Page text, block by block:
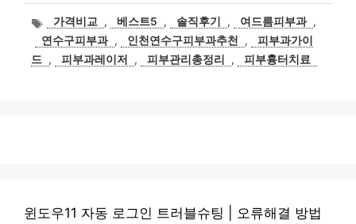
태
그
가격비교 , 베스트5 , 솔직후기 , 여드름피부과 ,
연수구피부과 , 인천연수구피부과추천 ,
피부과가이
드 , 피부과레이저 , 피부관리총정리 , 피부흉터치료
윈도우11 자동 로그인 트러블슈팅 | 오류해결 방법